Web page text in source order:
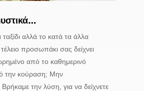
ταξίδι αλλά το κατά τα άλλα
προσωπάκι σας δείχνει
από το καθημερινό
την κούραση; Μην
την λύση, για να δείχνετε